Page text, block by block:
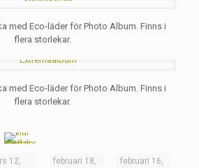
med Eco-läder för Photo Album. Finns i
flera storlekar.
med Eco-läder för Photo Album. Finns i
flera storlekar.
12,
februari 18,
februari 16,